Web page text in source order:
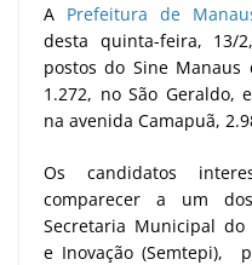
A Prefeitura de
desta quinta-feira, 13/
postos do Sine Manaus
1.272, no São Geraldo,
na avenida Camapuã,
Os candidatos
comparecer a um
Secretaria Municipal do
e Inovação (Semtepi),